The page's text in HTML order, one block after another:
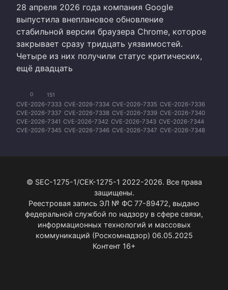
28 апреля 2026 года компания Google
выпустила внеплановое обновление
стабильной версии браузера Chrome, которое
закрывает сразу тридцать уязвимостей.
Четыре из них получили статус критических,
ещё двадцать
0 151
CVE-2026-7333 CVE-2026-7334 CVE-2026-7335 CVE-2026-7336
CVE-2026-7337 CVE-2026-7338 CVE-2026-7339 CVE-2026-7340
CVE-2026-7341 CVE-2026-7342 CVE-2026-7343 CVE-2026-7344
CVE-2026-7345 CVE-2026-7346 CVE-2026-7347 CVE-2026-7348
CVE-2026-7357 CVE-2026-7358 CVE-2026-7359 CVE-2026-7360
© SEC-1275-1/СЕК-1275-1 2022-2026. Все права
защищены.
Реестровая запись ЭЛ № ФС 77-89472, выдано
федеральной службой по надзору в сфере связи,
информационных технологий и массовых
коммуникаций (Роскомнадзор) 06.05.2025
Контент 16+